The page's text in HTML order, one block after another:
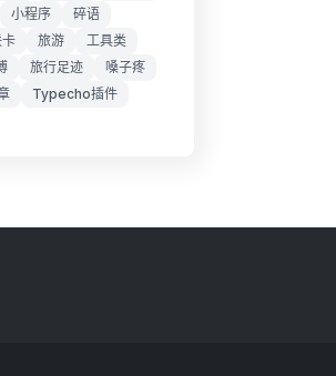
小程序
碎语
旅游
工具类
旅行足迹
嗓子疼
Typecho插件